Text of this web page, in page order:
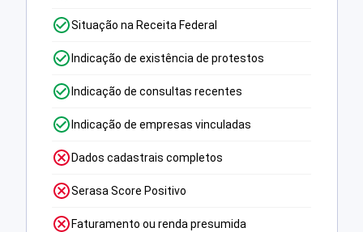
Situação na Receita Federal
Indicação de existência de protestos
Indicação de consultas recentes
Indicação de empresas vinculadas
Dados cadastrais completos
Serasa Score Positivo
Faturamento ou renda presumida